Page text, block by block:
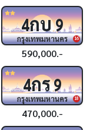
16
4กบ9
กรุงเทพมหานคร
590,000.-
18
4กร9
กรุงเทพมหานคร
470,000.-